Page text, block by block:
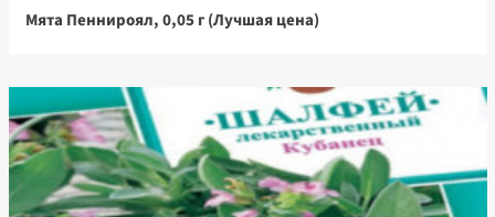
Мята Пеннироял, 0,05 г (Лучшая цена)